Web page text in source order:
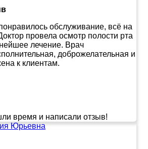
обслуживание, всё на
провела осмотр полости рта
лечение. Врач
доброжелательная и
к клиентам.
время и написали отзыв!
Юрьевна